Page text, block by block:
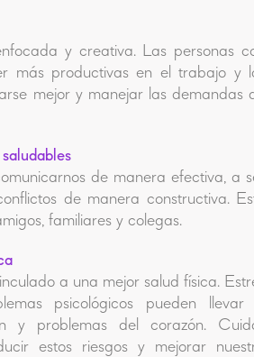
y creativa. Las personas
más productivas en el trabajo y
mejor y manejar las demandas
de manera efectiva, a
de manera constructiva.
familiares y colegas.
a una mejor salud física.
psicológicos pueden llevar
y problemas del corazón.
estos riesgos y mejorar